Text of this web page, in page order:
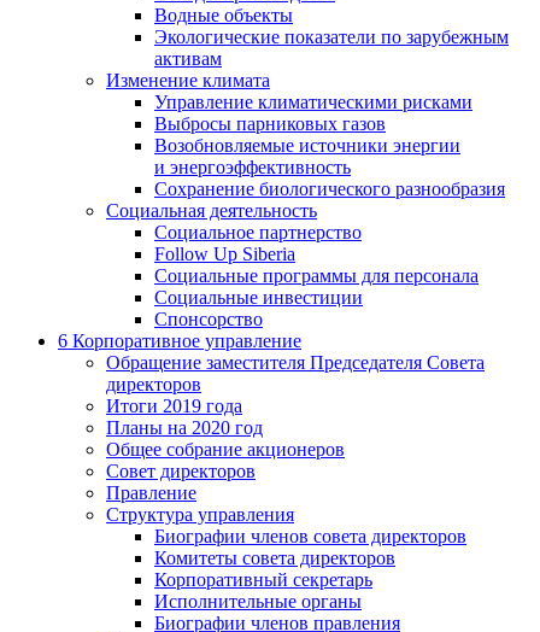
Водные объекты
Экологические показатели по зарубежным
активам
Изменение климата
Управление климатическими рисками
Выбросы парниковых газов
Возобновляемые источники энергии
и энергоэффективность
Сохранение биологического разнообразия
Социальная деятельность
Социальное партнерство
Follow Up Siberia
Социальные программы для персонала
Социальные инвестиции
Спонсорство
6 Корпоративное управление
Обращение заместителя Председателя Совета
директоров
Итоги 2019 года
Планы на 2020 год
Общее собрание акционеров
Совет директоров
Правление
Структура управления
Биографии членов совета директоров
Комитеты совета директоров
Корпоративный секретарь
Исполнительные органы
Биографии членов правления